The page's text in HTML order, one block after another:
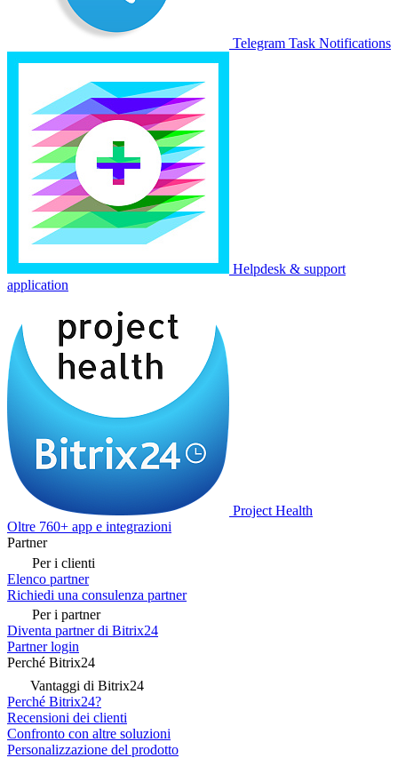
Telegram Task Notifications
Helpdesk & support
application
Project Health
Oltre 760+ app e integrazioni
Partner
Per i clienti
Elenco partner
Richiedi una consulenza partner
Per i partner
Diventa partner di Bitrix24
Partner login
Perché Bitrix24
Vantaggi di Bitrix24
Perché Bitrix24?
Recensioni dei clienti
Confronto con altre soluzioni
Personalizzazione del prodotto